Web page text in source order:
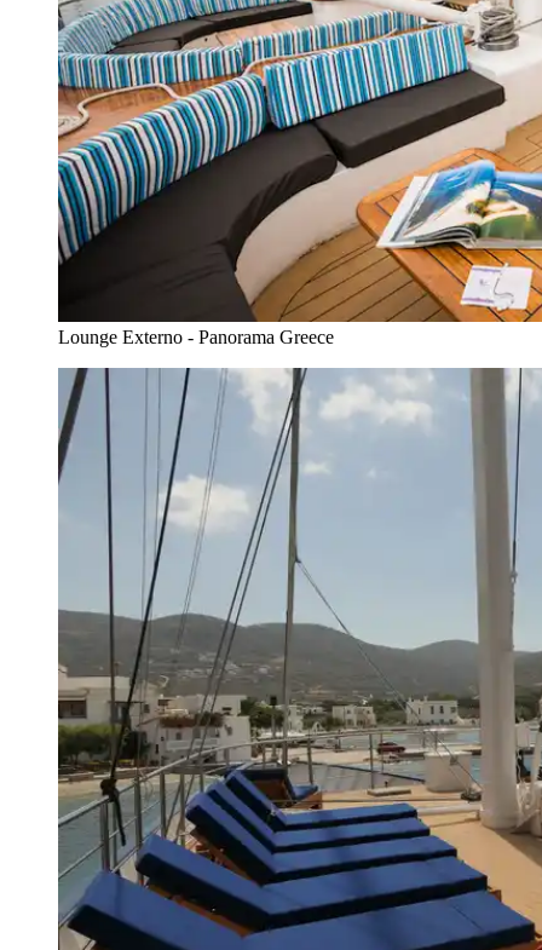
Lounge Externo - Panorama Greece